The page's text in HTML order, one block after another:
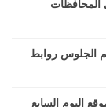
دخول مدارس المتفوقين 2026 في المحافظات
2025 بالاسم ورقم الجلوس روابط
والاسم موقع اليوم السابع